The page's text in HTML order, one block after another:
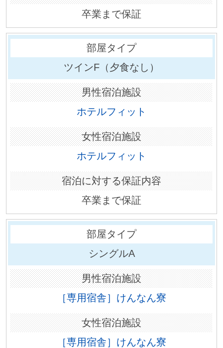
卒業まで保証
ツインF（夕食なし）
ホテルフィット
ホテルフィット
卒業まで保証
シングルA
［専用宿舎］けんなん寮
［専用宿舎］けんなん寮